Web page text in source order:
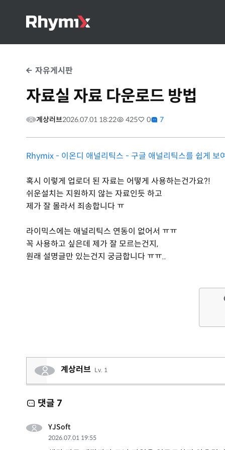
자유게시판
자료실 자료 다운로드 방법
계상러브2026.07.01 18:22 425 0 7
Rhymix - 이온디 애널리틱스 - 구글 애널리틱스를 쉽게 보
혹시 이렇게 업로더 된 자료는 어떻게 사용하는건가요?!
쉬운설치는 지원하지 않는 자료인듯 하고
제가 잘 몰라서 죄송합니다 ㅠ
라이믹스에는 애널리틱스 연동이 없어서 ㅠㅠ
꼭 사용하고 싶은데 제가 잘 모르는건지,
원래 설명글만 있는건지 궁금합니다 ㅠㅠ..
계상러브 Lv. 1
댓글 7
YJSoft
2026.07.01 19:55